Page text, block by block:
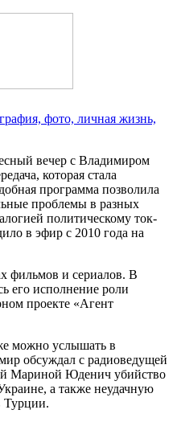
фото, личная жизнь,
вечер с Владимиром
которая стала
программа позволила
проблемы в разных
политическому ток-
в эфир с 2010 года на
фильмов и сериалов. В
его исполнение роли
проекте «Агент
можно услышать в
обсуждал с радиоведущей
Мариной Юденич убийство
а также неудачную
Турции.